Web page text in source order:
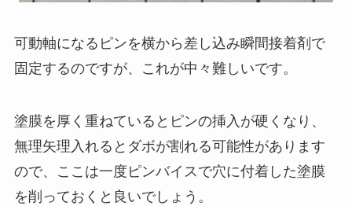
可動軸になるピンを横から差し込み瞬間接着剤で
固定するのですが、これが中々難しいです。
塗膜を厚く重ねているとピンの挿入が硬くなり、
無理矢理入れるとダボが割れる可能性があります
ので、ここは一度ピンバイスで穴に付着した塗膜
を削っておくと良いでしょう。